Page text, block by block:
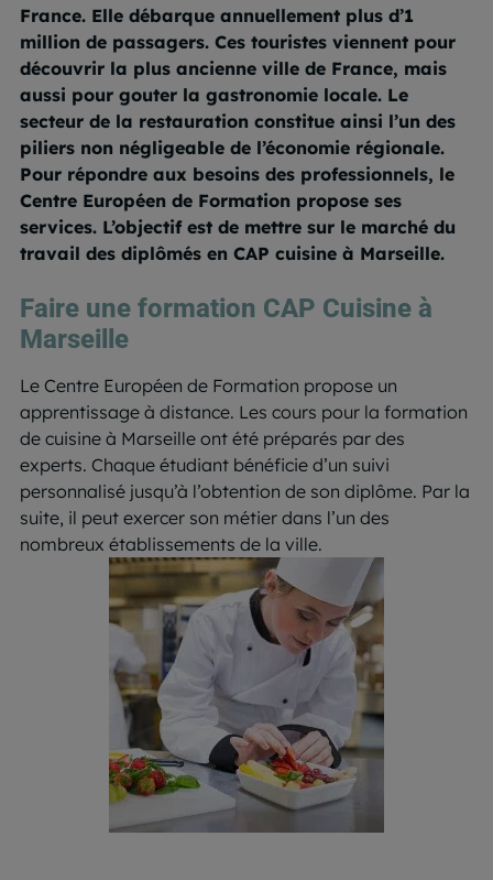
France. Elle débarque annuellement plus d’1
million de passagers. Ces touristes viennent pour
découvrir la plus ancienne ville de France, mais
aussi pour gouter la gastronomie locale. Le
secteur de la restauration constitue ainsi l’un des
piliers non négligeable de l’économie régionale.
Pour répondre aux besoins des professionnels, le
Centre Européen de Formation propose ses
services. L’objectif est de mettre sur le marché du
travail des diplômés en CAP cuisine à Marseille.
Faire une formation CAP Cuisine à
Marseille
Le Centre Européen de Formation propose un
apprentissage à distance. Les cours pour la formation
de cuisine à Marseille ont été préparés par des
experts. Chaque étudiant bénéficie d’un suivi
personnalisé jusqu’à l’obtention de son diplôme. Par la
suite, il peut exercer son métier dans l’un des
nombreux établissements de la ville.